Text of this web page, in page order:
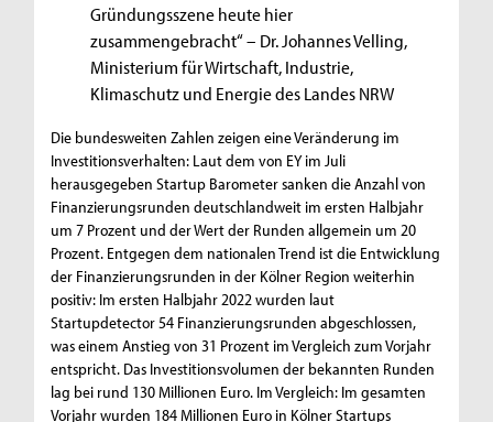
Gründungsszene heute hier
zusammengebracht“ – Dr. Johannes Velling,
Ministerium für Wirtschaft, Industrie,
Klimaschutz und Energie des Landes NRW
Die bundesweiten Zahlen zeigen eine Veränderung im
Investitionsverhalten: Laut dem von EY im Juli
herausgegeben Startup Barometer sanken die Anzahl von
Finanzierungsrunden deutschlandweit im ersten Halbjahr
um 7 Prozent und der Wert der Runden allgemein um 20
Prozent. Entgegen dem nationalen Trend ist die Entwicklung
der Finanzierungsrunden in der Kölner Region weiterhin
positiv: Im ersten Halbjahr 2022 wurden laut
Startupdetector 54 Finanzierungsrunden abgeschlossen,
was einem Anstieg von 31 Prozent im Vergleich zum Vorjahr
entspricht. Das Investitionsvolumen der bekannten Runden
lag bei rund 130 Millionen Euro. Im Vergleich: Im gesamten
Vorjahr wurden 184 Millionen Euro in Kölner Startups